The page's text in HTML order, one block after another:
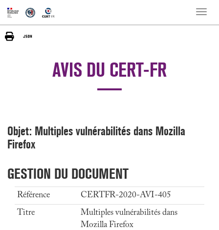
Toggle
AVIS DU CERT-FR
Objet: Multiples vulnérabilités dans Mozilla
Firefox
GESTION DU DOCUMENT
Référence
CERTFR-2020-AVI-405
Titre
Multiples vulnérabilités dans
Mozilla Firefox